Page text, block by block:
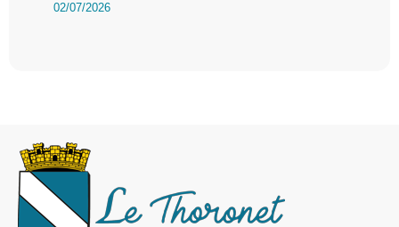
02/07/2026